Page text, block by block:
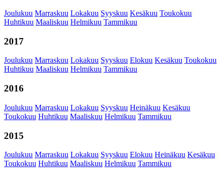
Joulukuu Marraskuu Lokakuu Syyskuu Kesäkuu Toukokuu
Huhtikuu Maaliskuu Helmikuu Tammikuu
2017
Joulukuu Marraskuu Lokakuu Syyskuu Elokuu Kesäkuu Toukokuu
Huhtikuu Maaliskuu Helmikuu Tammikuu
2016
Joulukuu Marraskuu Lokakuu Syyskuu Heinäkuu Kesäkuu
Toukokuu Huhtikuu Maaliskuu Helmikuu Tammikuu
2015
Joulukuu Marraskuu Lokakuu Syyskuu Elokuu Heinäkuu Kesäkuu
Toukokuu Huhtikuu Maaliskuu Helmikuu Tammikuu